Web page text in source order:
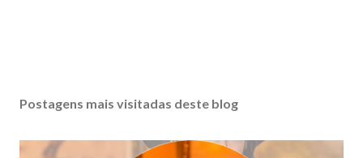
Postagens mais visitadas deste blog